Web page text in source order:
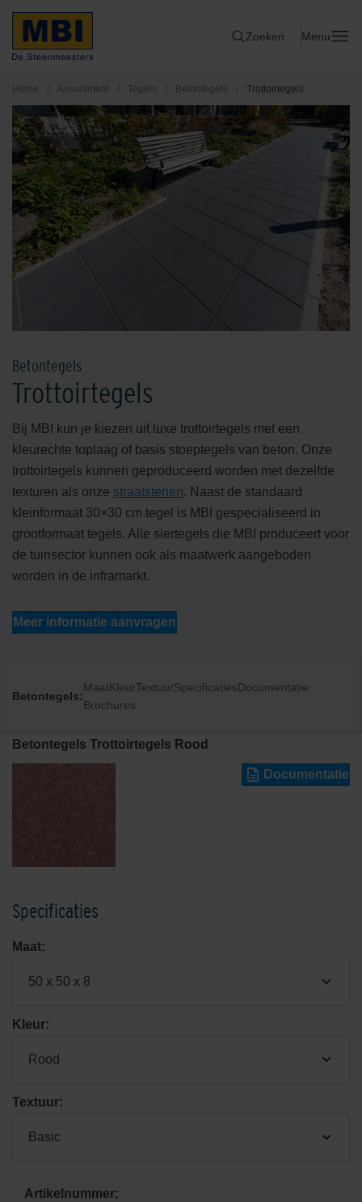
Zoeken Menu
Home / Assortiment / Tegels / Betontegels / Trottoirtegels
Betontegels
Trottoirtegels
Bij MBI kun je kiezen uit luxe trottoirtegels met een
kleurechte toplaag of basis stoeptegels van beton. Onze
trottoirtegels kunnen geproduceerd worden met dezelfde
texturen als onze straatstenen. Naast de standaard
kleinformaat 30×30 cm tegel is MBI gespecialiseerd in
grootformaat tegels. Alle siertegels die MBI produceert voor
de tuinsector kunnen ook als maatwerk aangeboden
worden in de inframarkt.
Meer informatie aanvragen
Betontegels:
MaatKleurTextuurSpecificatiesDocumentatie
Brochures
Betontegels Trottoirtegels Rood
Documentatie
Specificaties
Maat:
50 x 50 x 8
Kleur:
Rood
Textuur:
Basic
Artikelnummer: